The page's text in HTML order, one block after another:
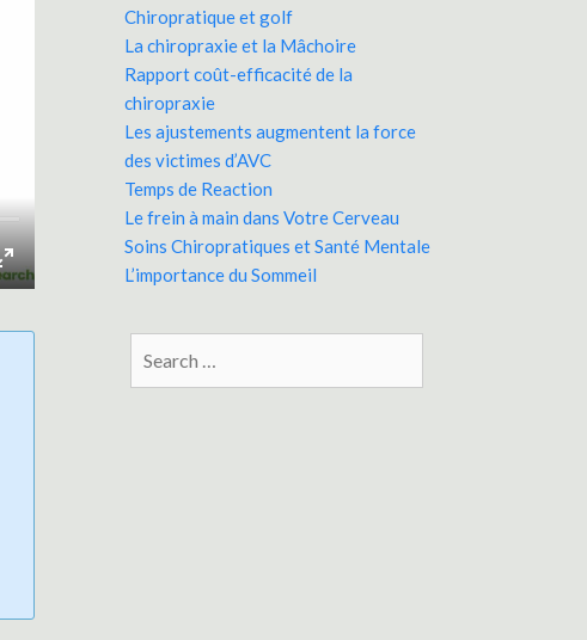
Chiropratique et golf
La chiropraxie et la Mâchoire
Rapport coût-efficacité de la
chiropraxie
Les ajustements augmentent la force
des victimes d’AVC
Temps de Reaction
Le frein à main dans Votre Cerveau
Soins Chiropratiques et Santé Mentale
L’importance du Sommeil